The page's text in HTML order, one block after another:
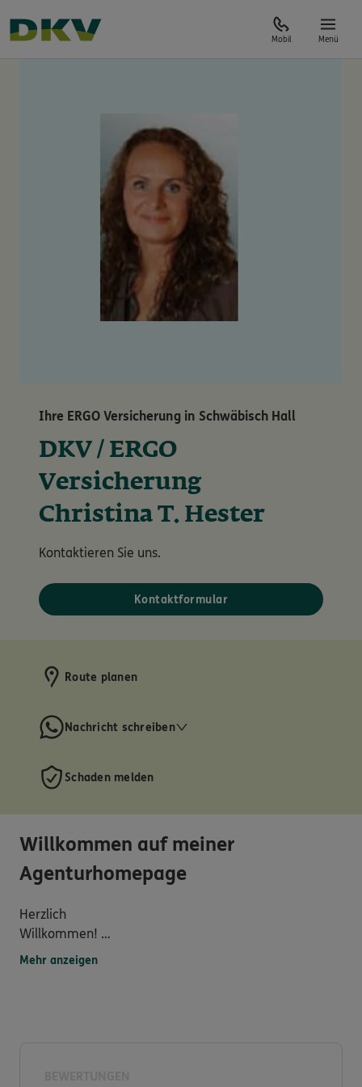
Mobil Menü
Ihre ERGO Versicherung in Schwäbisch Hall
DKV / ERGO
Versicherung
Christina T. Hester
Kontaktieren Sie uns.
Kontaktformular
Route planen
Nachricht schreiben
Schaden melden
Willkommen auf meiner
Agenturhomepage
Herzlich
Willkommen!
Mehr anzeigen